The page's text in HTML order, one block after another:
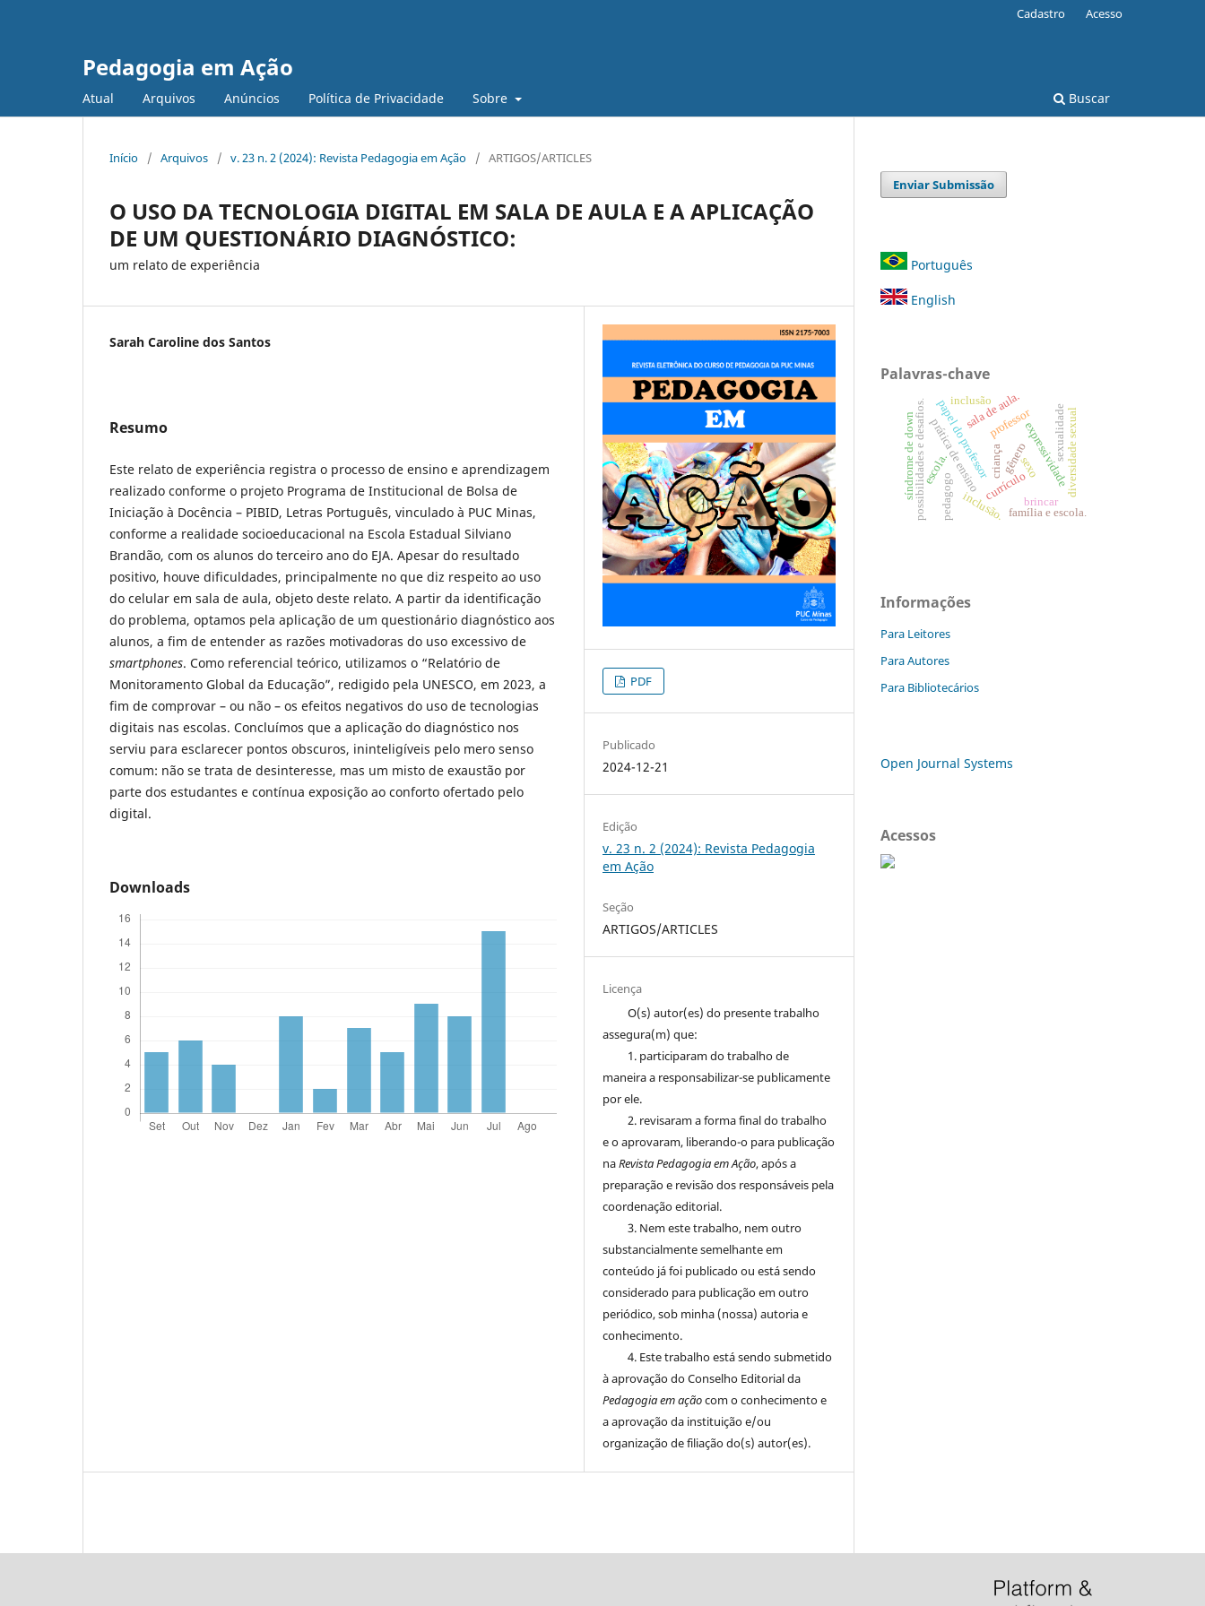
Pedagogia em Ação
Atual Arquivos Anúncios Política de Privacidade Sobre Buscar
Cadastro Acesso
Início / Arquivos / v. 23 n. 2 (2024): Revista Pedagogia em Ação / ARTIGOS/ARTICLES
O USO DA TECNOLOGIA DIGITAL EM SALA DE AULA E A APLICAÇÃO
DE UM QUESTIONÁRIO DIAGNÓSTICO:
um relato de experiência
Sarah Caroline dos Santos
Resumo
Este relato de experiência registra o processo de ensino e aprendizagem
realizado conforme o projeto Programa de Institucional de Bolsa de
Iniciação à Docência – PIBID, Letras Português, vinculado à PUC Minas,
conforme a realidade socioeducacional na Escola Estadual Silviano
Brandão, com os alunos do terceiro ano do EJA. Apesar do resultado
positivo, houve dificuldades, principalmente no que diz respeito ao uso
do celular em sala de aula, objeto deste relato. A partir da identificação
do problema, optamos pela aplicação de um questionário diagnóstico aos
alunos, a fim de entender as razões motivadoras do uso excessivo de
smartphones. Como referencial teórico, utilizamos o “Relatório de
Monitoramento Global da Educação”, redigido pela UNESCO, em 2023, a
fim de comprovar – ou não – os efeitos negativos do uso de tecnologias
digitais nas escolas. Concluímos que a aplicação do diagnóstico nos
serviu para esclarecer pontos obscuros, ininteligíveis pelo mero senso
comum: não se trata de desinteresse, mas um misto de exaustão por
parte dos estudantes e contínua exposição ao conforto ofertado pelo
digital.
Downloads
PDF
Publicado
2024-12-21
Edição
v. 23 n. 2 (2024): Revista Pedagogia
em Ação
Seção
ARTIGOS/ARTICLES
Licença
O(s) autor(es) do presente trabalho
assegura(m) que:
1. participaram do trabalho de
maneira a responsabilizar-se publicamente
por ele.
2. revisaram a forma final do trabalho
e o aprovaram, liberando-o para publicação
naRevista Pedagogia em Ação, após a
preparação e revisão dos responsáveis pela
coordenação editorial.
3. Nem este trabalho, nem outro
substancialmente semelhante em
conteúdo já foi publicado ou está sendo
considerado para publicação em outro
periódico, sob minha (nossa) autoria e
conhecimento.
4. Este trabalho está sendo submetido
à aprovação do Conselho Editorial da
Pedagogia em açãocom o conhecimento e
a aprovação da instituição e/ou
organização de filiação do(s) autor(es).
Enviar Submissão
Português
English
Palavras-chave
currículo
prática de ensino
papel do professor
inclusão.
expressividade
professor
sala de aula.
pedagogo
possibilidades e desafios. sexo
sexualidade
criança
família e escola.
brincar
escola. diversidade sexual
gênero
síndrome de down
inclusão
Informações
Para Leitores
Para Autores
Para Bibliotecários
Open Journal Systems
Acessos